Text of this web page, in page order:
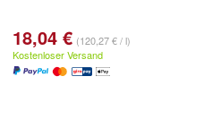
18,04 € (120,27 € / l)
Kostenloser Versand